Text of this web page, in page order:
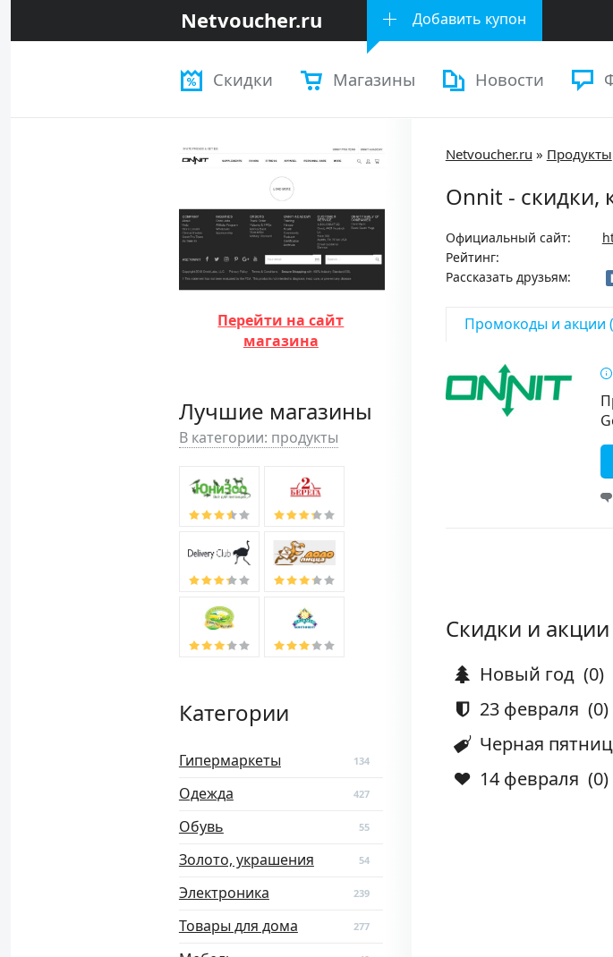
Netvoucher.ru Добавить купон
Скидки Магазины Новости
Netvoucher.ru » Продукты
Onnit - скидки,
Официальный сайт:
Рейтинг:
Рассказать друзьям:
Промокоды и акции
Скидки и
Новый год (0)
23 февраля (0)
Черная
14 февраля (0)
Перейти на сайт
магазина
Лучшие магазины
В категории: продукты
Категории
Гипермаркеты 134
Одежда 427
Обувь 55
Золото, украшения 54
Электроника 239
Товары для дома 277